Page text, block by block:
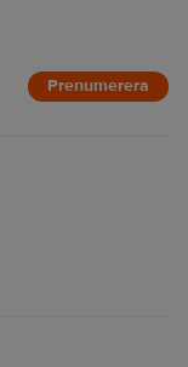
Prenumerera